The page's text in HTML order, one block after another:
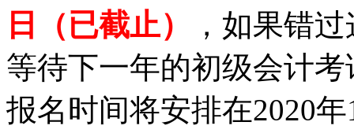
日（已截止）
，如果错
等待下一年的初级会计
报名时间将安排在2020